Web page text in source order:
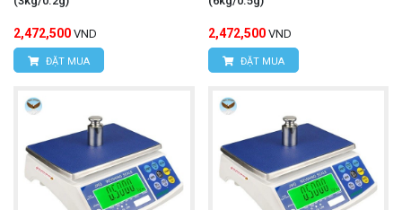
2,472,500 VND
ĐẶT MUA
2,472,500 VND
ĐẶT MUA